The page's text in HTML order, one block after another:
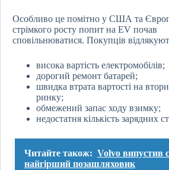
Особливо це помітно у США та
стрімкого росту попит на EV почав
сповільнюватися. Покупців
висока вартість електромобілів;
дорогий ремонт батарей;
швидка втрата вартості на
ринку;
обмежений запас ходу взимку;
недостатня кількість зарядних
Читайте також: Volvo випустив
найгірший позашляховик